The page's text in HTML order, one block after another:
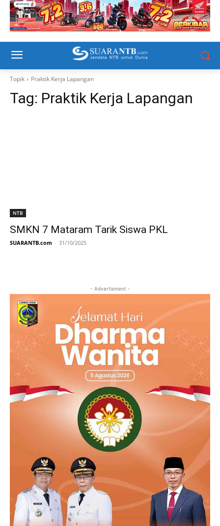
Topik Praktik Kerja Lapangan
Tag: Praktik Kerja Lapangan
NTB
SMKN 7 Mataram Tarik Siswa PKL
SUARANTB.com - 31/10/2025
- Advertisment -